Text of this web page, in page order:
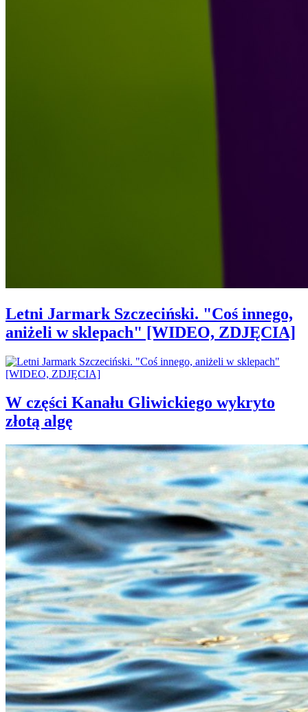
Letni Jarmark Szczeciński. "Coś innego,
aniżeli w sklepach" [WIDEO, ZDJĘCIA]
W części Kanału Gliwickiego wykryto
złotą algę